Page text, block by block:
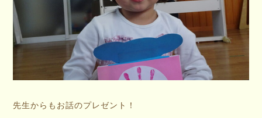
先生からもお話のプレゼント！